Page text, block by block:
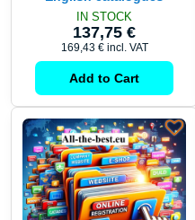
IN STOCK
137,75 €
169,43 € incl. VAT
Add to Cart